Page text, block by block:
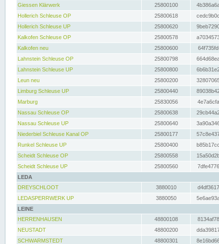
Giessen Klärwerk
25800100
Hollerich Schleuse OP
25800618
Hollerich Schleuse UP
25800620
Kalkofen Schleuse OP
25800578
Kalkofen neu
25800600
Lahnstein Schleuse OP
25800798
Lahnstein Schleuse UP
25800800
Leun neu
25800200
Limburg Schleuse UP
25800440
Marburg
25830056
Nassau Schleuse OP
25800638
Nassau Schleuse UP
25800640
Niederbiel Schleuse Kanal OP
25800177
Runkel Schleuse UP
25800400
Scheidt Schleuse OP
25800558
Scheidt Schleuse UP
25800560
LEDA
DREYSCHLOOT
3880010
LEDASPERRWERK UP
3880050
LEINE
HERRENHAUSEN
48800108
NEUSTADT
48800200
SCHWARMSTEDT
48800301